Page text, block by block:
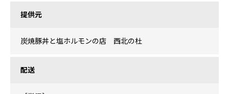
提供元
炭焼豚丼と塩ホルモンの店 西北の杜
配送